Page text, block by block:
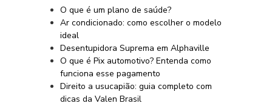
O que é um plano de saúde?
Ar condicionado: como escolher o modelo
ideal
Desentupidora Suprema em Alphaville
O que é Pix automotivo? Entenda como
funciona esse pagamento
Direito a usucapião: guia completo com
dicas da Valen Brasil